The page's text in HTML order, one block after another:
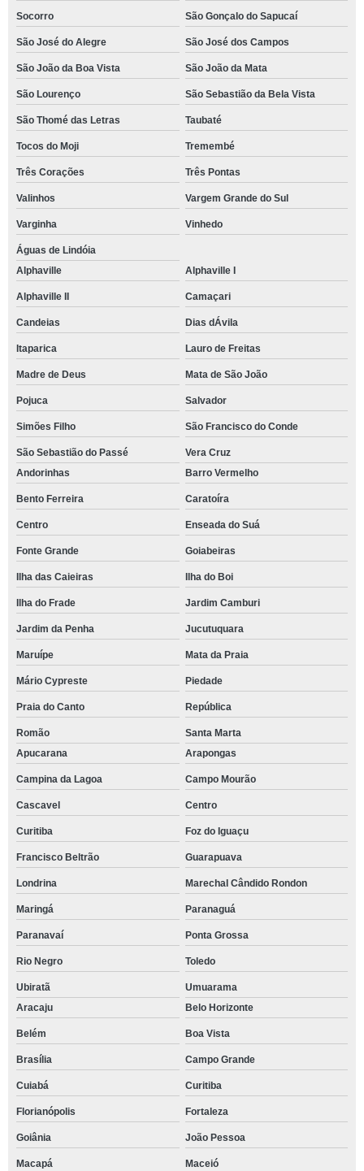
Socorro São Gonçalo do Sapucaí
São José do Alegre São José dos Campos
São João da Boa Vista São João da Mata
São Lourenço São Sebastião da Bela Vista
São Thomé das Letras Taubaté
Tocos do Moji Tremembé
Três Corações Três Pontas
Valinhos Vargem Grande do Sul
Varginha Vinhedo
Águas de Lindóia
Alphaville
Alphaville I
Alphaville II Camaçari
Candeias Dias dÁvila
Itaparica Lauro de Freitas
Madre de Deus Mata de São João
Pojuca Salvador
Simões Filho São Francisco do Conde
São Sebastião do Passé
Vera Cruz
Andorinhas
Barro Vermelho
Bento Ferreira Caratoíra
Centro Enseada do Suá
Fonte Grande Goiabeiras
Ilha das Caieiras Ilha do Boi
Ilha do Frade Jardim Camburi
Jardim da Penha Jucutuquara
Maruípe Mata da Praia
Mário Cypreste Piedade
Praia do Canto República
Romão
Santa Marta
Apucarana
Arapongas
Campina da Lagoa Campo Mourão
Cascavel Centro
Curitiba Foz do Iguaçu
Francisco Beltrão Guarapuava
Londrina Marechal Cândido Rondon
Maringá Paranaguá
Paranavaí Ponta Grossa
Rio Negro Toledo
Ubiratã
Umuarama
Aracaju
Belo Horizonte
Belém Boa Vista
Brasília Campo Grande
Cuiabá Curitiba
Florianópolis Fortaleza
Goiânia João Pessoa
Macapá Maceió